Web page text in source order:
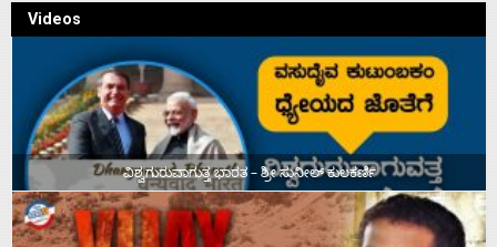
Videos
ವಿಶ್ವಗುರುವಾಗುತ್ತ ಭಾರತ – ಶ್ರೀ ಸುನೀಲ್‌ ಕುಲಕರ್ಣಿ